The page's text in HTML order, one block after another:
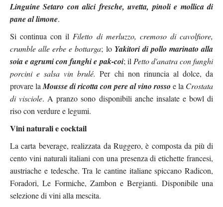
Linguine Setaro con alici fresche, uvetta, pinoli e mollica di
pane al limone.
Si continua con il Filetto di merluzzo, cremoso di cavolfiore,
crumble alle erbe e bottarga; lo Yakitori di pollo marinato alla
soia e agrumi con funghi e pak-coi; il Petto d'anatra con funghi
porcini e salsa vin brulé. Per chi non rinuncia al dolce, da
provare la Mousse di ricotta con pere al vino rosso e la Crostata
di visciole. A pranzo sono disponibili anche insalate e bowl di
riso con verdure e legumi.
Vini naturali e cocktail
La carta beverage, realizzata da Ruggero, è composta da più di
cento vini naturali italiani con una presenza di etichette francesi,
austriache e tedesche. Tra le cantine italiane spiccano Radicon,
Foradori, Le Formiche, Zambon e Bergianti. Disponibile una
selezione di vini alla mescita.